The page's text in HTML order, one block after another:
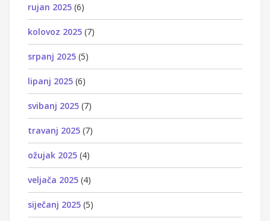
rujan 2025 (6)
kolovoz 2025 (7)
srpanj 2025 (5)
lipanj 2025 (6)
svibanj 2025 (7)
travanj 2025 (7)
ožujak 2025 (4)
veljača 2025 (4)
siječanj 2025 (5)